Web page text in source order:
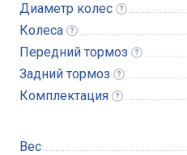
Диаметр колес
Колеса
Передний тормоз
Задний тормоз
Комплектация
Вес